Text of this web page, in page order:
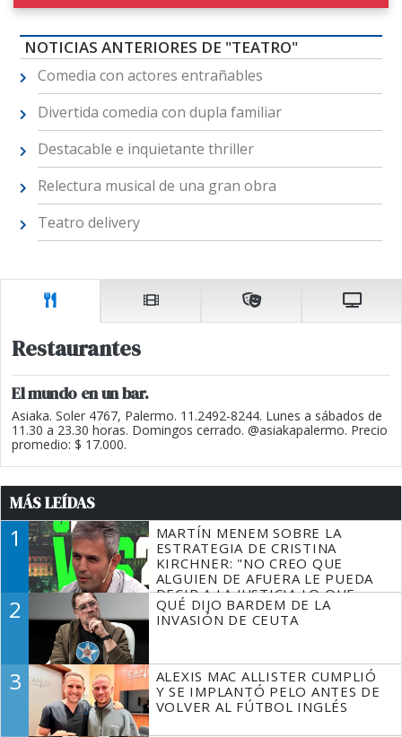
NOTICIAS ANTERIORES DE "TEATRO"
Comedia con actores entrañables
Divertida comedia con dupla familiar
Destacable e inquietante thriller
Relectura musical de una gran obra
Teatro delivery
Restaurantes
El mundo en un bar.
Asiaka. Soler 4767, Palermo. 11.2492-8244. Lunes a sábados de
11.30 a 23.30 horas. Domingos cerrado. @asiakapalermo. Precio
promedio: $ 17.000.
MÁS LEÍDAS
1
MARTÍN MENEM SOBRE LA
ESTRATEGIA DE CRISTINA
KIRCHNER: "NO CREO QUE
ALGUIEN DE AFUERA LE PUEDA
DECIR A LA JUSTICIA LO QUE
TIENE QUE HACER"
2
QUÉ DIJO BARDEM DE LA
INVASIÓN DE CEUTA
3
ALEXIS MAC ALLISTER CUMPLIÓ
Y SE IMPLANTÓ PELO ANTES DE
VOLVER AL FÚTBOL INGLÉS